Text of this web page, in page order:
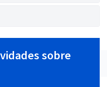
sobre